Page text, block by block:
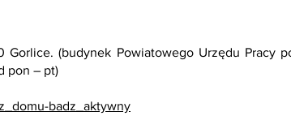
(budynek Powiatowego Urzędu Pracy
pon – pt)
badz_aktywny